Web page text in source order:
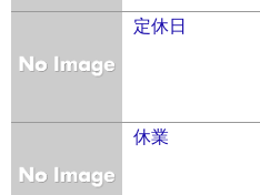
定休日
休業